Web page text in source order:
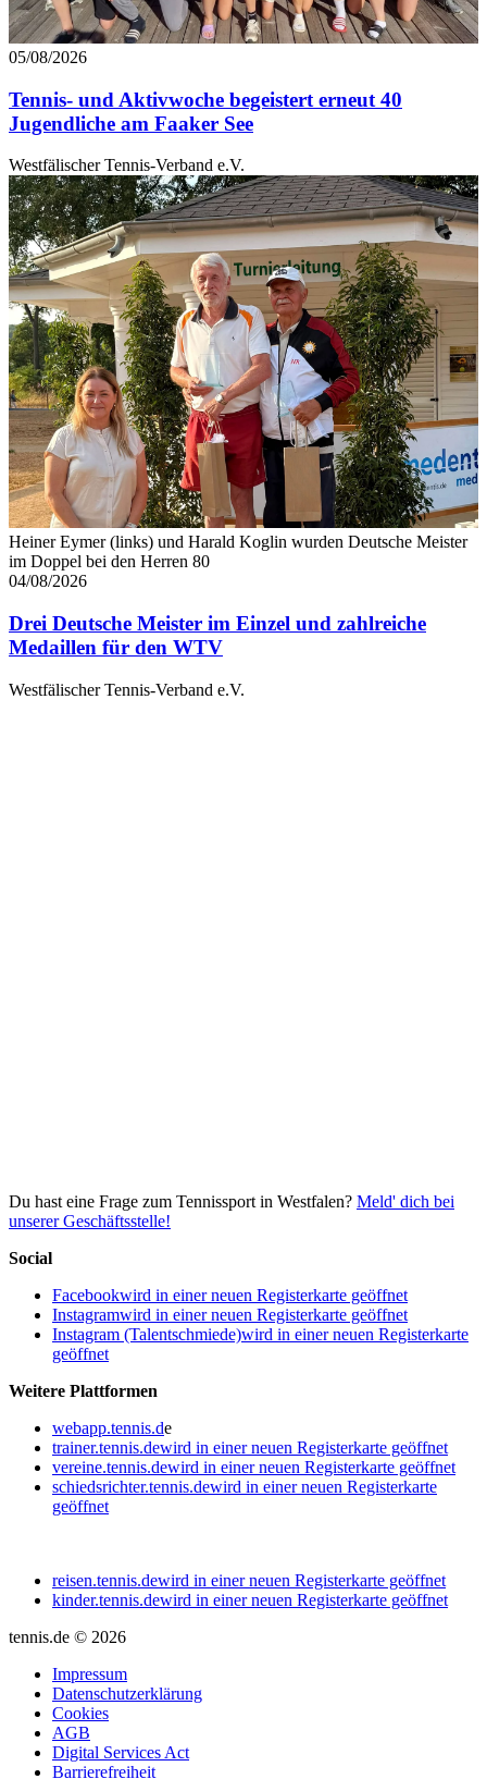
05/08/2026
Tennis- und Aktivwoche begeistert erneut 40
Jugendliche am Faaker See
Westfälischer Tennis-Verband e.V.
Heiner Eymer (links) und Harald Koglin wurden Deutsche Meister
im Doppel bei den Herren 80
04/08/2026
Drei Deutsche Meister im Einzel und zahlreiche
Medaillen für den WTV
Westfälischer Tennis-Verband e.V.
Du hast eine Frage zum Tennissport in Westfalen? Meld' dich bei
unserer Geschäftsstelle!
Social
Facebookwird in einer neuen Registerkarte geöffnet
Instagramwird in einer neuen Registerkarte geöffnet
Instagram (Talentschmiede)wird in einer neuen Registerkarte
geöffnet
Weitere Plattformen
webapp.tennis.de
trainer.tennis.dewird in einer neuen Registerkarte geöffnet
vereine.tennis.dewird in einer neuen Registerkarte geöffnet
schiedsrichter.tennis.dewird in einer neuen Registerkarte
geöffnet
reisen.tennis.dewird in einer neuen Registerkarte geöffnet
kinder.tennis.dewird in einer neuen Registerkarte geöffnet
tennis.de © 2026
Impressum
Datenschutzerklärung
Cookies
AGB
Digital Services Act
Barrierefreiheit